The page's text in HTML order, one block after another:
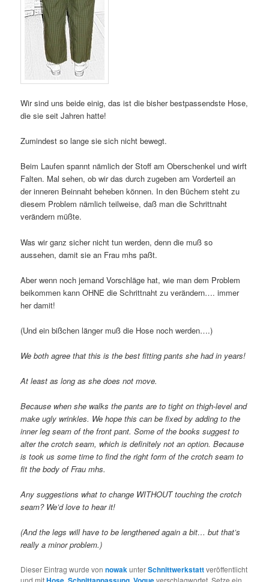
Wir sind uns beide einig, das ist die bisher bestpassendste Hose,
die sie seit Jahren hatte!
Zumindest so lange sie sich nicht bewegt.
Beim Laufen spannt nämlich der Stoff am Oberschenkel und wirft
Falten. Mal sehen, ob wir das durch zugeben am Vorderteil an
der inneren Beinnaht beheben können. In den Büchern steht zu
diesem Problem nämlich teilweise, daß man die Schrittnaht
verändern müßte.
Was wir ganz sicher nicht tun werden, denn die muß so
aussehen, damit sie an Frau mhs paßt.
Aber wenn noch jemand Vorschläge hat, wie man dem Problem
beikommen kann OHNE die Schrittnaht zu verändern…. immer
her damit!
(Und ein bißchen länger muß die Hose noch werden….)
We both agree that this is the best fitting pants she had in years!
At least as long as she does not move.
Because when she walks the pants are to tight on thigh-level and
make ugly wrinkles. We hope this can be fixed by adding to the
inner leg seam of the front pant. Some of the books suggest to
alter the crotch seam, which is definitely not an option. Because
is took us some time to find the right form of the crotch seam to
fit the body of Frau mhs.
Any suggestions what to change WITHOUT touching the crotch
seam? We’d love to hear it!
(And the legs will have to be lengthened again a bit… but that’s
really a minor problem.)
Dieser Eintrag wurde vonnowak unterSchnittwerkstattveröffentlicht
und mit
, , verschlagwortet. Setze ein